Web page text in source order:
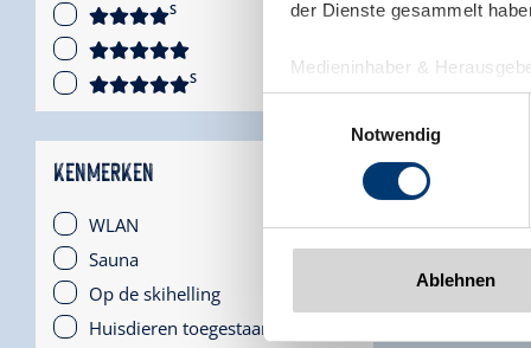
der Dienste gesammelt
Medieninhaber &
Zeller Bergbahnen Zillertal
Rohr 23// A-6280 Zell am Ziller
www.zillertalarena.com
Notwendig
Ablehnen
S
0
S
KENMERKEN
WLAN 1
Sauna
Op de skihelling
Huisdieren toegestaan